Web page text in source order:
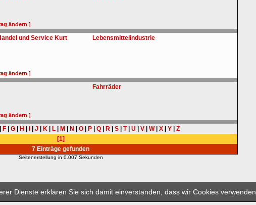
Dienste erklären Sie sich damit einverstanden, dass wir Cookies verwenden.
ändern ]
und Service Kurt
ändern ]
Lebensmittelindustrie
ändern ]
Fahrräder
F| G| H J K| L| M N O| P| Q| R| S| T| U V| W| X| Y| Z
[1]
7 Einträge gefunden
Seitenerstellung in 0.007 Sekunden
2026 Media Group Verlagsgruppe Industrie- und Handelsverlag GmbH & Co. KG